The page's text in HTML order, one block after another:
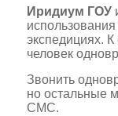
Иридиум ГОУ
экспедициях.
человек
Звонить
но остальные
СМС.